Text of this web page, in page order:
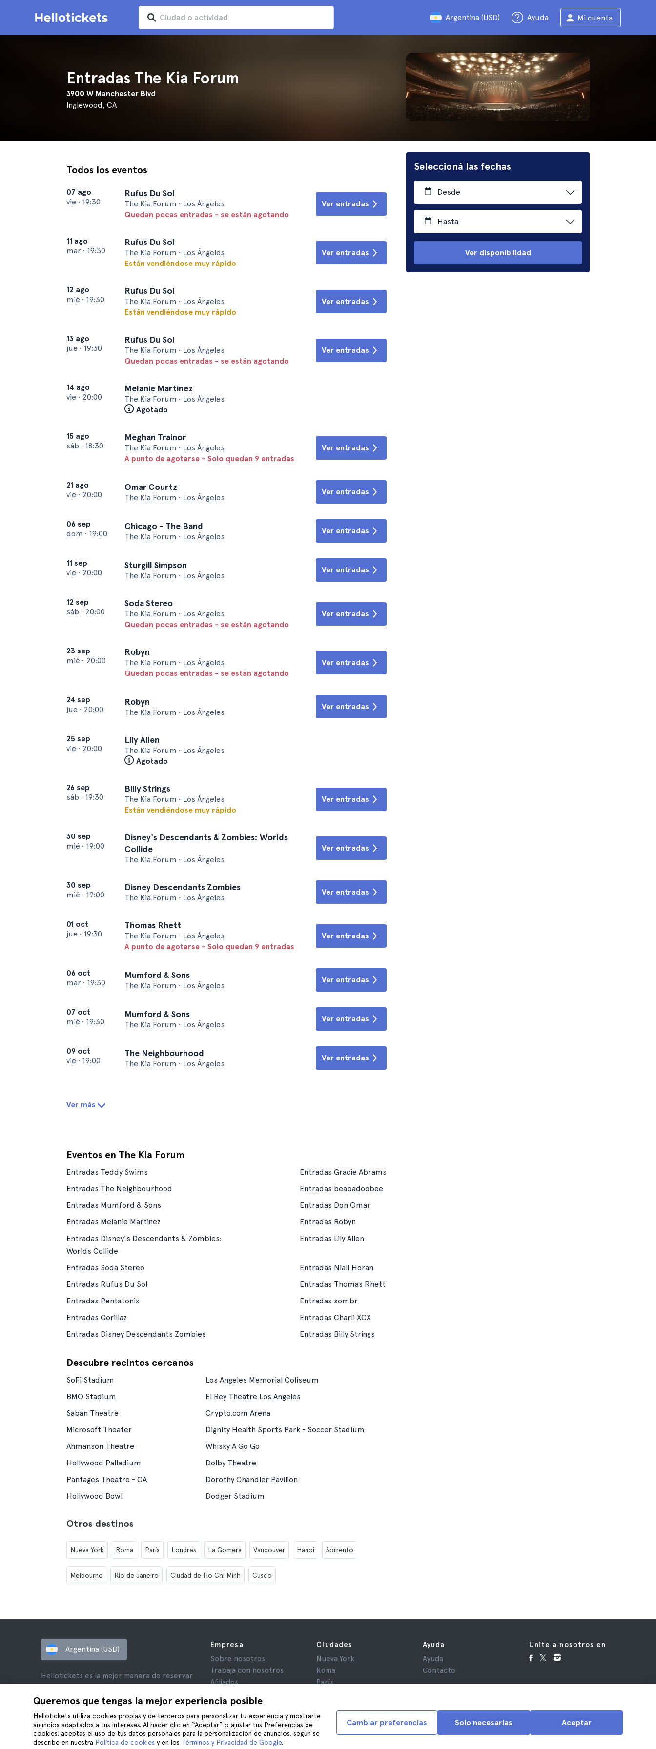
Argentina (USD) Ayuda Mi cuenta
Entradas The Kia Forum
3900 W Manchester Blvd
Inglewood, CA
Seleccioná las fechas
Desde
Hasta
Ver disponibilidad
Todos los eventos
07 ago
vie • 19:30
Rufus Du Sol
The Kia Forum • Los Ángeles
Quedan pocas entradas - se están agotando
Ver entradas
11 ago
mar • 19:30
Rufus Du Sol
The Kia Forum • Los Ángeles
Están vendiéndose muy rápido
Ver entradas
12 ago
mié • 19:30
Rufus Du Sol
The Kia Forum • Los Ángeles
Están vendiéndose muy rápido
Ver entradas
13 ago
jue • 19:30
Rufus Du Sol
The Kia Forum • Los Ángeles
Quedan pocas entradas - se están agotando
Ver entradas
14 ago
vie • 20:00
Melanie Martinez
The Kia Forum • Los Ángeles
Agotado
15 ago
sáb • 18:30
Meghan Trainor
The Kia Forum • Los Ángeles
A punto de agotarse - Solo quedan 9 entradas
Ver entradas
21 ago
vie • 20:00
Omar Courtz
The Kia Forum • Los Ángeles
Ver entradas
06 sep
dom • 19:00
Chicago - The Band
The Kia Forum • Los Ángeles
Ver entradas
11 sep
vie • 20:00
Sturgill Simpson
The Kia Forum • Los Ángeles
Ver entradas
12 sep
sáb • 20:00
Soda Stereo
The Kia Forum • Los Ángeles
Quedan pocas entradas - se están agotando
Ver entradas
23 sep
mié • 20:00
Robyn
The Kia Forum • Los Ángeles
Quedan pocas entradas - se están agotando
Ver entradas
24 sep
jue • 20:00
Robyn
The Kia Forum • Los Ángeles
Ver entradas
25 sep
vie • 20:00
Lily Allen
The Kia Forum • Los Ángeles
Agotado
26 sep
sáb • 19:30
Billy Strings
The Kia Forum • Los Ángeles
Están vendiéndose muy rápido
Ver entradas
30 sep
mié • 19:00
Disney's Descendants & Zombies: Worlds
Collide
The Kia Forum • Los Ángeles
Ver entradas
30 sep
mié • 19:00
Disney Descendants Zombies
The Kia Forum • Los Ángeles
Ver entradas
01 oct
jue • 19:30
Thomas Rhett
The Kia Forum • Los Ángeles
A punto de agotarse - Solo quedan 9 entradas
Ver entradas
06 oct
mar • 19:30
Mumford & Sons
The Kia Forum • Los Ángeles
Ver entradas
07 oct
mié • 19:30
Mumford & Sons
The Kia Forum • Los Ángeles
Ver entradas
09 oct
vie • 19:00
The Neighbourhood
The Kia Forum • Los Ángeles
Ver entradas
Ver más
Eventos en The Kia Forum
Entradas Teddy Swims
Entradas Gracie Abrams
Entradas The Neighbourhood
Entradas beabadoobee
Entradas Mumford & Sons
Entradas Don Omar
Entradas Melanie Martinez
Entradas Robyn
Entradas Disney's Descendants & Zombies:
Worlds Collide
Entradas Lily Allen
Entradas Soda Stereo
Entradas Niall Horan
Entradas Rufus Du Sol
Entradas Thomas Rhett
Entradas Pentatonix
Entradas sombr
Entradas Gorillaz
Entradas Charli XCX
Entradas Disney Descendants Zombies
Entradas Billy Strings
Descubre recintos cercanos
SoFi Stadium
Los Angeles Memorial Coliseum
BMO Stadium
El Rey Theatre Los Angeles
Saban Theatre
Crypto.com Arena
Microsoft Theater
Dignity Health Sports Park - Soccer Stadium
Ahmanson Theatre
Whisky A Go Go
Hollywood Palladium
Dolby Theatre
Pantages Theatre - CA
Dorothy Chandler Pavilion
Hollywood Bowl
Dodger Stadium
Otros destinos
Nueva York Roma París Londres La Gomera Vancouver Hanoi Sorrento
Melbourne Rio de Janeiro Ciudad de Ho Chi Minh Cusco
Queremos que tengas la mejor experiencia posible
Hellotickets utiliza cookies propias y de terceros para personalizar tu experiencia y mostrarte
anuncios adaptados a tus intereses. Al hacer clic en “Aceptar” o ajustar tus Preferencias de
cookies, aceptas el uso de tus datos personales para la personalización de anuncios, según se
describe en nuestra Política de cookies y en los Términos y Privacidad de Google.
Aceptar
Solo necesarias
Cambiar preferencias
Argentina (USD)
Hellotickets es la mejor manera de reservar
© Hello Ticket, SL.
Empresa
Sobre nosotros
Trabajá con nosotros
Afiliados
Privacidad
Términos y Condiciones
Aviso Legal
Cookies
Ciudades
Nueva York
Roma
París
Cracovia
Ayuda
Ayuda
Contacto
Unite a nosotros en